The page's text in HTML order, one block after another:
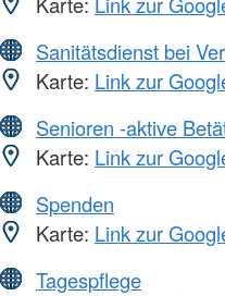
Sanitätsdienst bei
Karte: Link zur
Senioren -aktive
Karte: Link zur
Spenden
Karte: Link zur
Tagespflege